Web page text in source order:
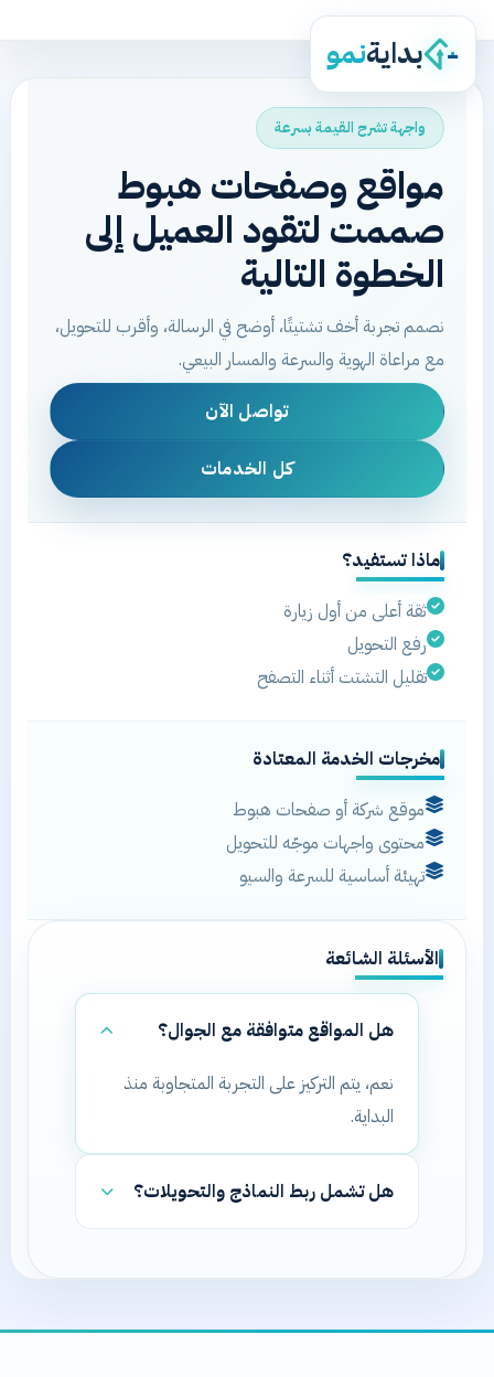
بدايةنمو
واجهة تشرح القيمة بسرعة
مواقع وصفحات هبوط
صممت لتقود العميل إلى
الخطوة التالية
نصمم تجربة أخف تشتيتًا، أوضح في الرسالة، وأقرب للتحويل،
مع مراعاة الهوية والسرعة والمسار البيعي.
تواصل الآن
كل الخدمات
ماذا تستفيد؟
ثقة أعلى من أول زيارة
رفع التحويل
تقليل التشتت أثناء التصفح
مخرجات الخدمة المعتادة
موقع شركة أو صفحات هبوط
محتوى واجهات موجّه للتحويل
تهيئة أساسية للسرعة والسيو
الأسئلة الشائعة
هل المواقع متوافقة مع الجوال؟
نعم، يتم التركيز على التجربة المتجاوبة منذ
البداية.
هل تشمل ربط النماذج والتحويلات؟